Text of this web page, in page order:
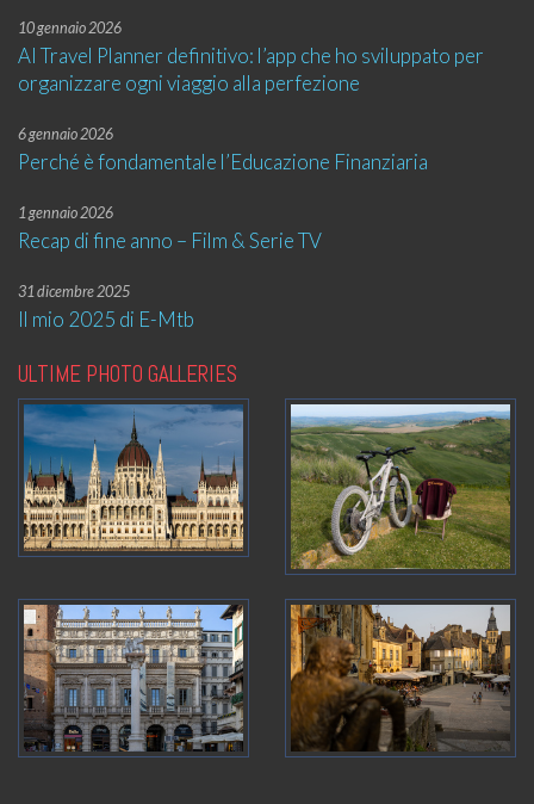
10 gennaio 2026
AI Travel Planner definitivo: l’app che ho sviluppato per
organizzare ogni viaggio alla perfezione
6 gennaio 2026
Perché è fondamentale l’Educazione Finanziaria
1 gennaio 2026
Recap di fine anno – Film & Serie TV
31 dicembre 2025
Il mio 2025 di E-Mtb
ULTIME PHOTO GALLERIES